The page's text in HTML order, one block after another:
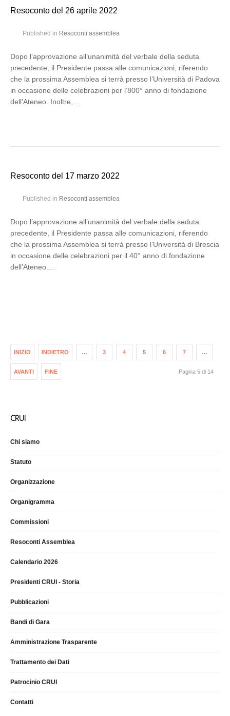
Resoconto del 26 aprile 2022
Published in Resoconti assemblea
Dopo l’approvazione all’unanimità del verbale della seduta
precedente, il Presidente passa alle comunicazioni, riferendo
che la prossima Assemblea si terrà presso l’Università di Padova
in occasione delle celebrazioni per l’800° anno di fondazione
dell’Ateneo. Inoltre,…
Resoconto del 17 marzo 2022
Published in Resoconti assemblea
Dopo l’approvazione all’unanimità del verbale della seduta
precedente, il Presidente passa alle comunicazioni, riferendo
che la prossima Assemblea si terrà presso l’Università di Brescia
in occasione delle celebrazioni per il 40° anno di fondazione
dell’Ateneo.…
INIZIO INDIETRO … 3 4 5 6 7 …
AVANTI FINE Pagina 5 di 14
CRUI
Chi siamo
Statuto
Organizzazione
Organigramma
Commissioni
Resoconti Assemblea
Calendario 2026
Presidenti CRUI - Storia
Pubblicazioni
Bandi di Gara
Amministrazione Trasparente
Trattamento dei Dati
Patrocinio CRUI
Contatti